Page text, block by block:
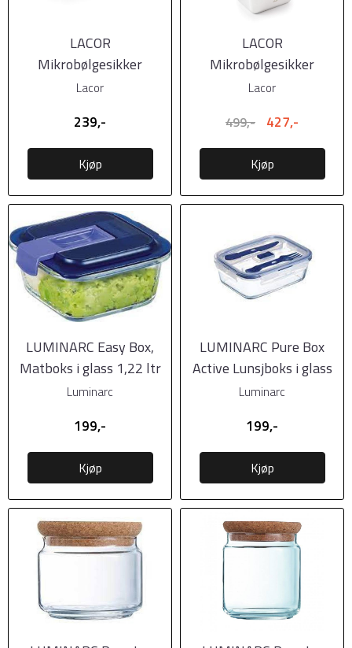
LACOR
Mikrobølgesikker
matboks i stål m/tett
Lacor
239,-
Kjøp
LACOR
Mikrobølgesikker
matboks i stål, 3pk
Lacor
499,- 427,-
Kjøp
LUMINARC Easy Box,
Matboks i glass 1,22 ltr
med lokk
Luminarc
199,-
Kjøp
LUMINARC Pure Box
Active Lunsjboks i glass
1,22 ltr med ...
Luminarc
199,-
Kjøp